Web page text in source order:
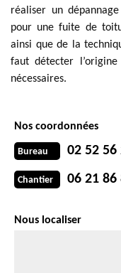
réaliser un
pour une fuite de
ainsi que de la
faut détecter
nécessaires.
Nos coordonnées
Bureau 02 52 56
Chantier 06 21 86
Nous localiser